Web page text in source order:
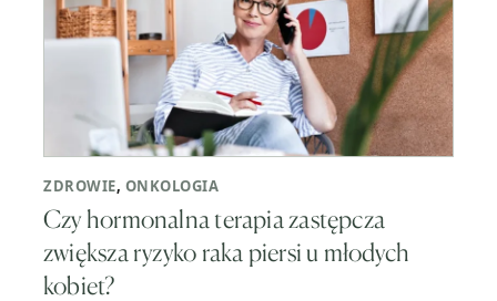
ZDROWIE, ONKOLOGIA
Czy hormonalna terapia zastępcza
zwiększa ryzyko raka piersi u młodych
kobiet?